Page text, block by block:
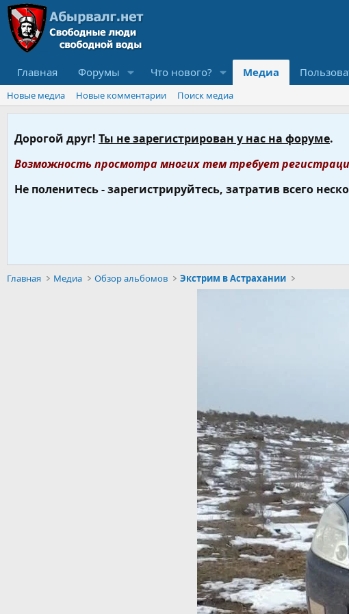
Главная Форумы Что нового? Медиа
Новые медиа Новые комментарии Поиск медиа
Дорогой друг! Ты не зарегистрирован у нас на форуме.
Возможность просмотра многих тем требует
Не поленитесь - зарегистрируйтесь, затратив всего
Главная Медиа Обзор альбомов Экстрим в Астрахании